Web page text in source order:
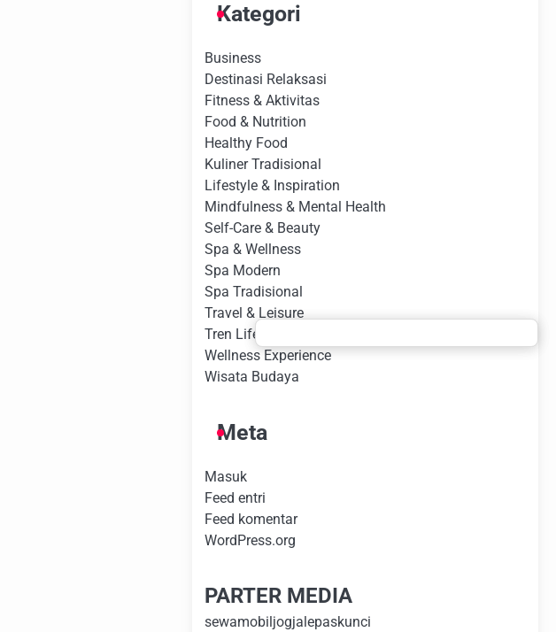
Kategori
Business
Destinasi Relaksasi
Fitness & Aktivitas
Food & Nutrition
Healthy Food
Kuliner Tradisional
Lifestyle & Inspiration
Mindfulness & Mental Health
Self-Care & Beauty
Spa & Wellness
Spa Modern
Spa Tradisional
Travel & Leisure
Tren Lifestyle
Wellness Experience
Wisata Budaya
Meta
Masuk
Feed entri
Feed komentar
WordPress.org
PARTER MEDIA
sewamobiljogjalepaskunci